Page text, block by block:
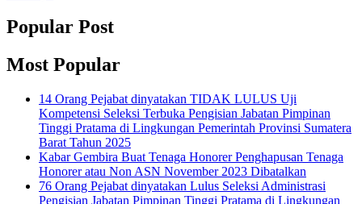
Popular Post
Most Popular
14 Orang Pejabat dinyatakan TIDAK LULUS Uji
Kompetensi Seleksi Terbuka Pengisian Jabatan Pimpinan
Tinggi Pratama di Lingkungan Pemerintah Provinsi Sumatera
Barat Tahun 2025
Kabar Gembira Buat Tenaga Honorer Penghapusan Tenaga
Honorer atau Non ASN November 2023 Dibatalkan
76 Orang Pejabat dinyatakan Lulus Seleksi Administrasi
Pengisian Jabatan Pimpinan Tinggi Pratama di Lingkungan